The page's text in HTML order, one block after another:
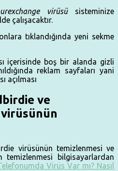
virüsüsisteminize
çalışacaktır.
tıklandığında yeni sekme
içerisinde boş bir alanda gizli
reklam sayfaları yani
açılması
ve
virüsünün temizlenmesi ve
temizlenmesi bilgisayarlardan
Virüs Var mı? Nasıl